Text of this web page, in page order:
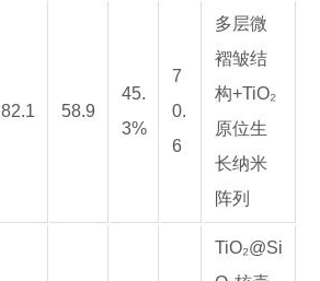
82.1 58.9
45.
3%
7
0.
6
多层微
褶皱结
构+TiO₂
原位生
长纳米
阵列
TiO₂@Si